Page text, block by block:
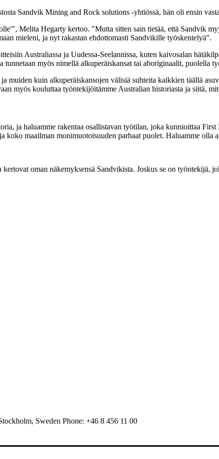
Sandvik Mining and Rock solutions -yhtiössä, hän oli ensin
Melita Hegarty kertoo. "Mutta sitten sain tietää, että Sandvik
mieleni, ja nyt rakastan ehdottomasti Sandvikille työskentelyä".
Australiassa ja Uudessa-Seelannissa, kuten kaivosalan
myös nimellä alkuperäiskansat tai aboriginaalit, puolella
muiden kuin alkuperäiskansojen välisiä suhteita kaikkien täällä
myös kouluttaa työntekijöitämme Australian historiasta ja siitä,
ja haluamme rakentaa osallistavan työtilan, joka kunnioittaa
koko maailman monimuotoisuuden parhaat puolet. Haluamme
oman näkemyksensä Sandvikista. Joskus se on työntekijä,
Sweden Phone: +46 8 456 11 00